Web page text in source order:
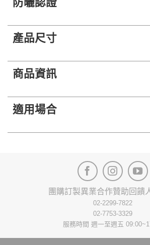
產品尺寸
商品資訊
適用場合
團購訂製異業合作贊助回饋
02-2299-7822
02-7753-3329
服務時間 週一至週五